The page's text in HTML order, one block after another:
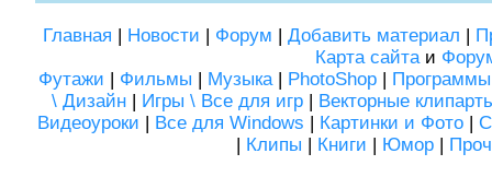
Главная | Новости | Форум | Добавить материал |
Карта сайтаи
Футажи | Фильмы | Музыка| PhotoShop | Программы
\ Дизайн | Игры \ Все для игр | Векторные
Видеоуроки | Все для Windows | Картинки и Фото|
| Клипы | Книги | Юмор |